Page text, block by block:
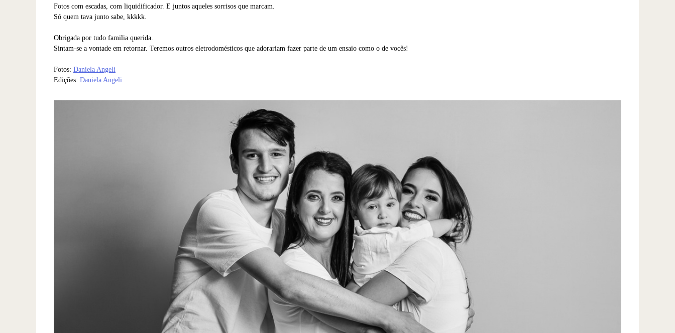
Fotos com escadas, com liquidificador. E juntos aqueles sorrisos que marcam.
Só quem tava junto sabe, kkkkk.
Obrigada por tudo familia querida.
Sintam-se a vontade em retornar. Teremos outros eletrodomésticos que adorariam fazer parte de um ensaio como o de vocês!
Fotos: Daniela Angeli
Edições: Daniela Angeli